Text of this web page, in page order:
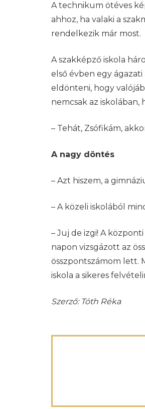
A technikum ötéves
ahhoz, ha valaki a
rendelkezik már most.
A szakképző iskola
első évben egy
eldönteni, hogy
nemcsak az
– Tehát, Zsófikám,
A nagy döntés
– Azt hiszem, a
– A közeli iskolából
– Juj de izgi! A
napon vizsgázott az
összpontszámom lett.
iskola a sikeres
Szerző: Tóth Réka